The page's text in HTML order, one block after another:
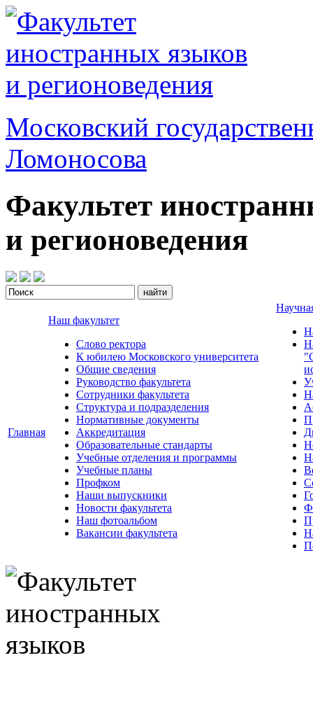
Московский
Ломоносова
Факультет
и регионоведения
Главная
Наш факультет
Слово ректора
К юбилею Московского университета
Общие сведения
Руководство факультета
Сотрудники факультета
Структура и подразделения
Нормативные документы
Аккредитация
Образовательные стандарты
Учебные отделения и программы
Учебные планы
Профком
Наши выпускники
Новости факультета
Наш фотоальбом
Вакансии факультета